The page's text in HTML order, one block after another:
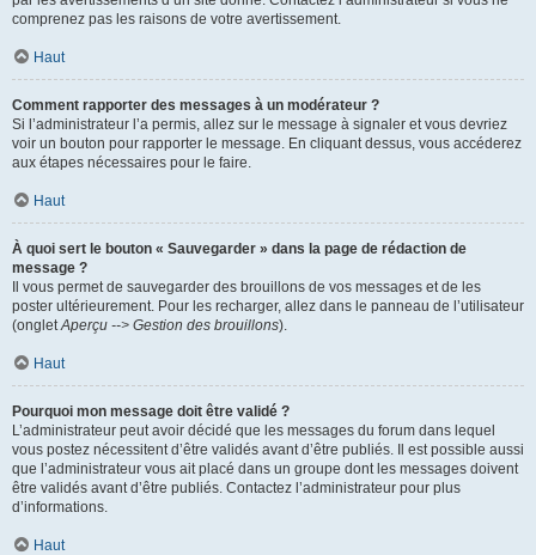
comprenez pas les raisons de votre avertissement.
Haut
Comment rapporter des messages à un modérateur ?
Si l’administrateur l’a permis, allez sur le message à signaler et vous devriez
voir un bouton pour rapporter le message. En cliquant dessus, vous accéderez
aux étapes nécessaires pour le faire.
Haut
À quoi sert le bouton « Sauvegarder » dans la page de rédaction de
message ?
Il vous permet de sauvegarder des brouillons de vos messages et de les
poster ultérieurement. Pour les recharger, allez dans le panneau de l’utilisateur
(ongletAperçu --> Gestion des brouillons).
Haut
Pourquoi mon message doit être validé ?
L’administrateur peut avoir décidé que les messages du forum dans lequel
vous postez nécessitent d’être validés avant d’être publiés. Il est possible aussi
que l’administrateur vous ait placé dans un groupe dont les messages doivent
être validés avant d’être publiés. Contactez l’administrateur pour plus
d’informations.
Haut